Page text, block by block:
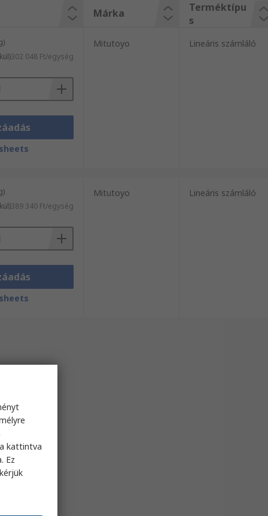
Márka
Terméktípu
s
302 048 Ft/egység
Mitutoyo Lineáris számláló
389 340 Ft/egység
Mitutoyo Lineáris számláló
kattintva
Ez